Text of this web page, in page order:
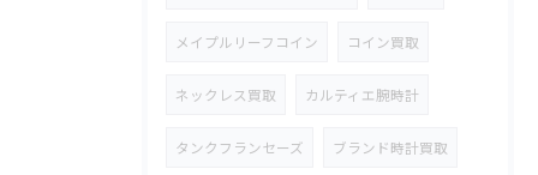
メイプルリーフコイン コイン買取
ネックレス買取 カルティエ腕時計
タンクフランセーズ ブランド時計買取